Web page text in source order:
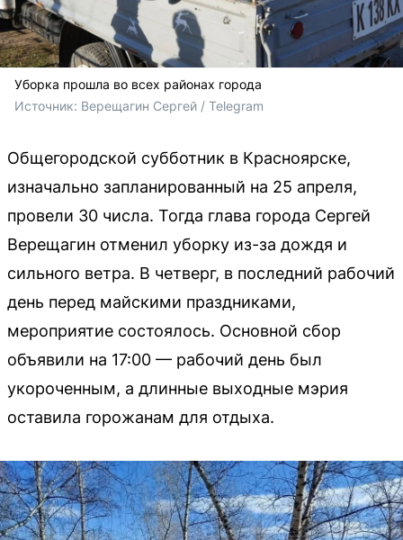
Уборка прошла во всех районах города
Источник: Верещагин Сергей / Telegram
Общегородской субботник в Красноярске,
изначально запланированный на 25 апреля,
провели 30 числа. Тогда глава города Сергей
Верещагин отменил уборку из-за дождя и
сильного ветра. В четверг, в последний рабочий
день перед майскими праздниками,
мероприятие состоялось. Основной сбор
объявили на 17:00 — рабочий день был
укороченным, а длинные выходные мэрия
оставила горожанам для отдыха.